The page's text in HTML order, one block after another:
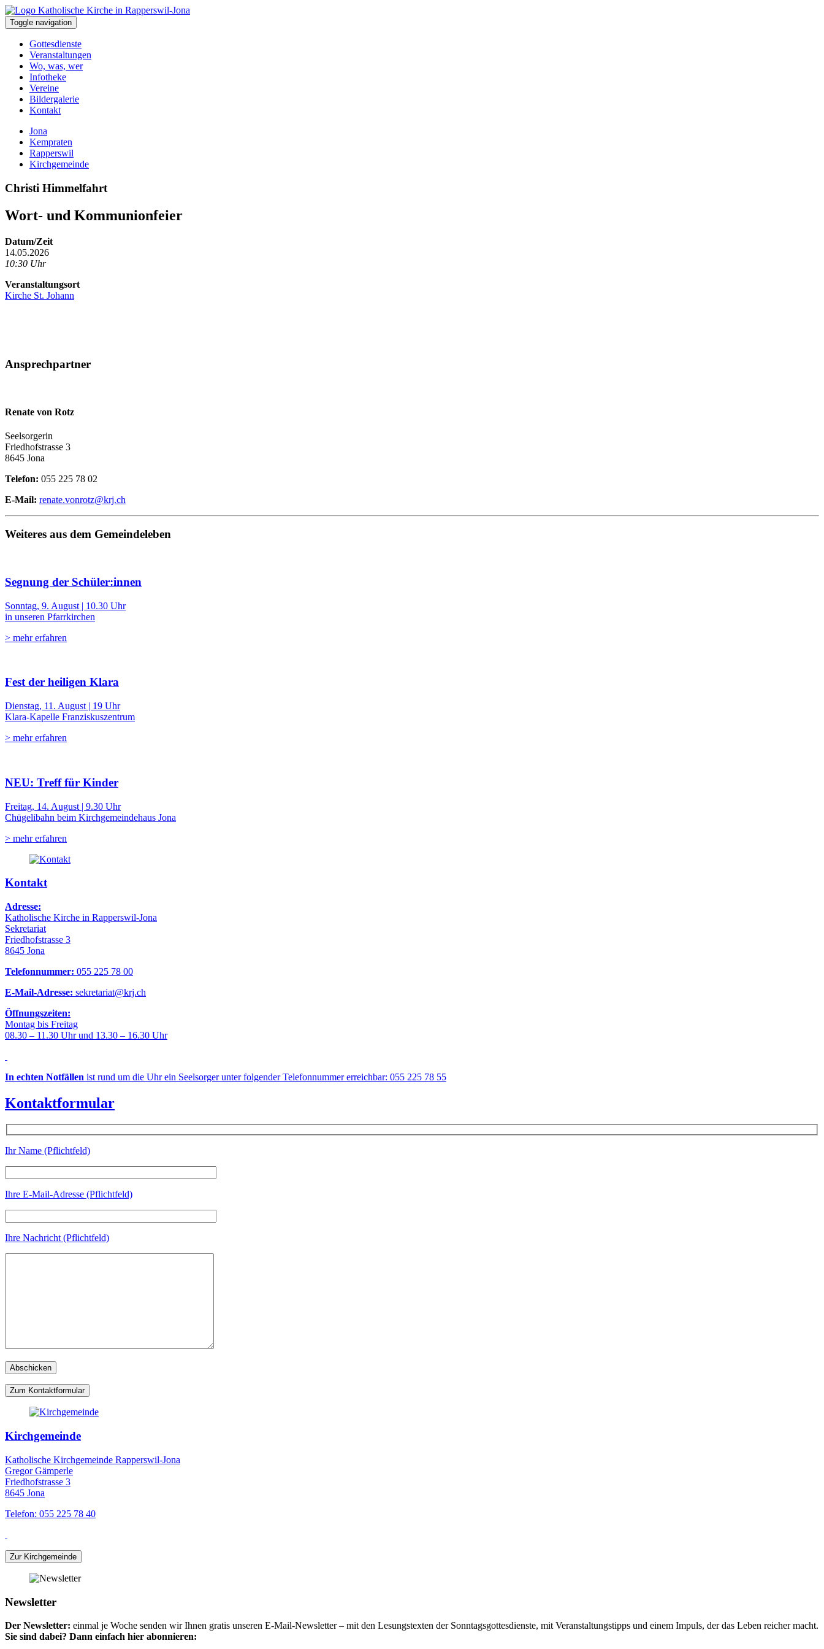
Toggle navigation
Gottesdienste
Veranstaltungen
Wo, was, wer
Infotheke
Vereine
Bildergalerie
Kontakt
Jona
Kempraten
Rapperswil
Kirchgemeinde
Christi Himmelfahrt
Wort- und Kommunionfeier
Datum/Zeit
14.05.2026
10:30 Uhr
Veranstaltungsort
Kirche St. Johann
Ansprechpartner
Renate von Rotz
Seelsorgerin
Friedhofstrasse 3
8645 Jona
Telefon: 055 225 78 02
E-Mail: renate.vonrotz@krj.ch
Weiteres aus dem Gemeindeleben
Segnung der Schüler:innen
Sonntag, 9. August | 10.30 Uhr
in unseren Pfarrkirchen
> mehr erfahren
Fest der heiligen Klara
Dienstag, 11. August | 19 Uhr
Klara-Kapelle Franziskuszentrum
> mehr erfahren
NEU: Treff für Kinder
Freitag, 14. August | 9.30 Uhr
Chügelibahn beim Kirchgemeindehaus Jona
> mehr erfahren
Kontakt
Adresse:
Katholische Kirche in Rapperswil-Jona
Sekretariat
Friedhofstrasse 3
8645 Jona
Telefonnummer: 055 225 78 00
E-Mail-Adresse: sekretariat@krj.ch
Öffnungszeiten:
Montag bis Freitag
08.30 – 11.30 Uhr und 13.30 – 16.30 Uhr
In echten Notfällen ist rund um die Uhr ein Seelsorger unter folgender Telefonnummer erreichbar: 055 225 78 55
Kontaktformular
Ihr Name (Pflichtfeld)
Ihre E-Mail-Adresse (Pflichtfeld)
Ihre Nachricht (Pflichtfeld)
Zum Kontaktformular
Kirchgemeinde
Katholische Kirchgemeinde Rapperswil-Jona
Gregor Gämperle
Friedhofstrasse 3
8645 Jona
Telefon: 055 225 78 40
Zur Kirchgemeinde
Newsletter
Der Newsletter: einmal je Woche senden wir Ihnen gratis unseren E-Mail-Newsletter – mit den Lesungstexten der Sonntagsgottesdienste, mit Veranstaltungstipps und einem Impuls, der das Leben reicher macht.
Sie sind dabei? Dann einfach hier abonnieren: